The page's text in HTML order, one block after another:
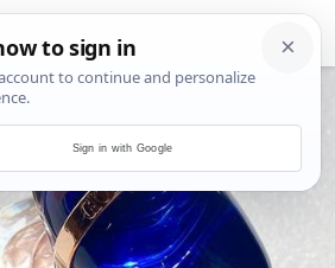
Sign in with Google